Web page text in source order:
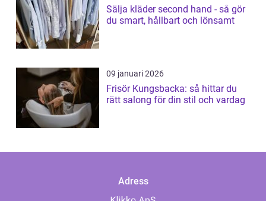
Sälja kläder second hand - så gör
du smart, hållbart och lönsamt
09 januari 2026
Frisör Kungsbacka: så hittar du
rätt salong för din stil och vardag
Adress